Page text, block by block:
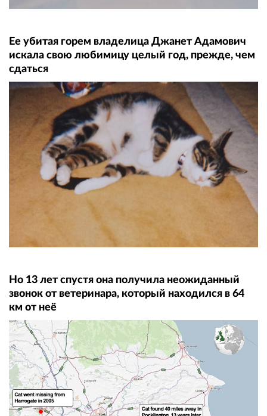
Ее убитая горем владелица Джанет Адамович
искала свою любимицу целый год, прежде, чем
сдаться
Но 13 лет спустя она получила неожиданный
звонок от ветеринара, который находился в 64
км от неё